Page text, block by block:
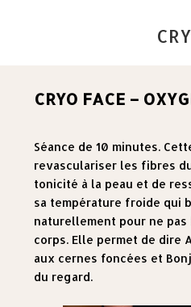
CRYO FACE –
Séance de 10 minutes.
revasculariser les fibres
tonicité à la peau et de
sa température froide qui
naturellement pour ne
corps. Elle permet de dire
aux cernes foncées et
du regard.